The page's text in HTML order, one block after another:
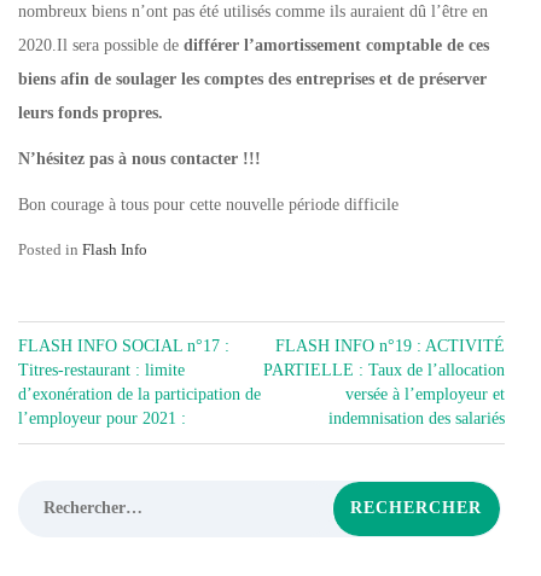
nombreux biens n’ont pas été utilisés comme ils auraient dû l’être en
2020.Il sera possible de différer l’amortissement comptable de ces
biens afin de soulager les comptes des entreprises et de préserver
leurs fonds propres.
N’hésitez pas à nous contacter !!!
Bon courage à tous pour cette nouvelle période difficile
Posted in Flash Info
NAVIGATION
DE
L’ARTICLE
FLASH INFO SOCIAL n°17 :
Titres-restaurant : limite
d’exonération de la participation de
l’employeur pour 2021 :
FLASH INFO n°19 : ACTIVITÉ
PARTIELLE : Taux de l’allocation
versée à l’employeur et
indemnisation des salariés